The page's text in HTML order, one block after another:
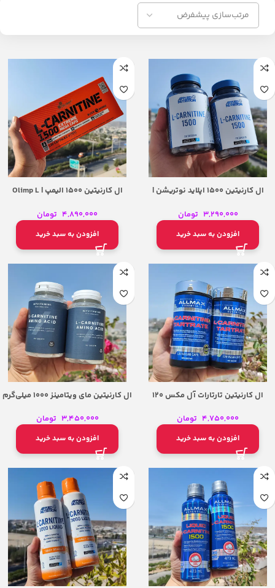
ال کارنیتین 1500 اپلاید نوتریشن |
3,290,000 تومان
افزودن به سبد خرید
ال کارنیتین 1500 الیمپ | Olimp L
4,890,000 تومان
افزودن به سبد خرید
ال کارنیتین تارتارات آل مکس 120
120 Caps
4,750,000 تومان
افزودن به سبد خرید
ال کارنیتین مای ویتامینز 1000 میلی‌گرم
3,450,000 تومان
افزودن به سبد خرید